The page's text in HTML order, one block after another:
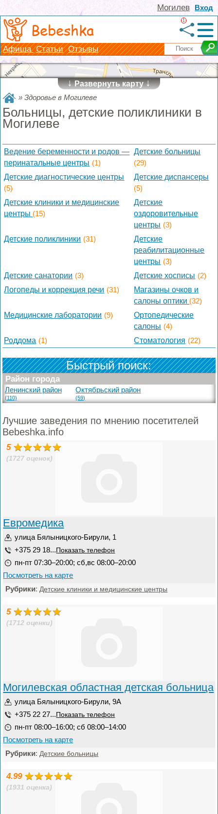
Вход
Могилев
Bebeshka 1
Афиша Статьи Отзывы
↓Развернуть карту↓
»Здоровье в Могилеве
Больницы, детские поликлиники в
Могилеве
Ведение беременности и родов —
перинатальные центры (1)
Детские больницы
(29)
Детские диагностические центры
(5)
Детские диспансеры
(5)
Детские клиники и медицинские
центры (15)
Детские
оздоровительные
центры (3)
Детские поликлиники (31)
Детские
реабилитационные
центры (3)
Детские санатории (3) Детские хосписы (2)
Логопеды и коррекция речи (31)
Магазины очков и
салоны оптики (32)
Медицинские лаборатории (9)
Ортопедические
салоны (4)
Роддома (1) Стоматология (22)
Быстрый поиск:
Район города
Ленинский район
(110)
Октябрьский район
(59)
Лучшие заведения по мнению посетителей
Bebeshka.info
5
(1727 оценок)
Евромедика
улица Бялыницкого-Бирули, 1
+375 29 18... Показать телефон
пн-пт 07:30–20:00; сб,вс 08:00–20:00
Посмотреть на карте
Рубрики: Детские клиники и медицинские центры
5
(1712 оценки)
Могилевская областная детская больница
улица Бялыницкого-Бирули, 9А
+375 22 27... Показать телефон
пн-пт 08:00–16:00; сб 08:00–14:00
Посмотреть на карте
Рубрики: Детские больницы
4.99
(1931 оценка)